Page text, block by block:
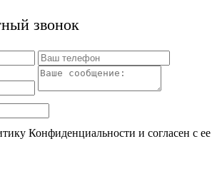
звонок
Конфиденциальности и согласен с ее